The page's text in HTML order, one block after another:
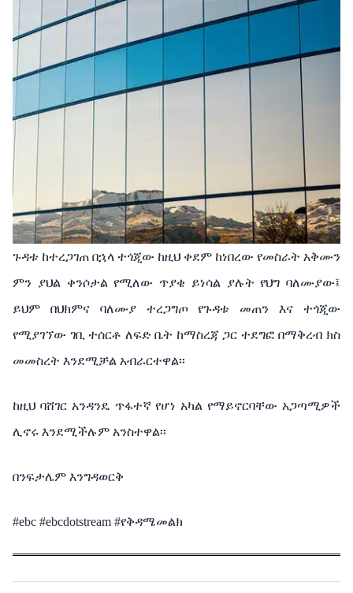
ጉዳቱ ከተረጋገጠ በኋላ ተጎጂው ከዚህ ቀደም ከነበረው የመስራት አቅሙን
ምን ያህል ቀንሶታል የሚለው ጥያቄ ይነሳል ያሉት የህግ ባለሙያው፤
ይህም በህክምና ባለሙያ ተረጋግጦ የጉዳቱ መጠን እና ተጎጂው
የሚያገኘው ገቢ ተሰርቶ ለፍድ ቤት ከማስረጃ ጋር ተደግፎ በማቅረብ ክስ
መመስረት እንደሚቻል አብራርተዋል፡፡
ከዚህ ባሸገር አንዳንዴ ጥፋተኛ የሆነ አካል የማይኖርባቸው አጋጣሚዎች
ሊኖሩ እንደሚችሉም አንስተዋል፡፡
በንፍታሌም እንግዳወርቅ
#ebc #ebcdotstream #የቅዳሜመልክ